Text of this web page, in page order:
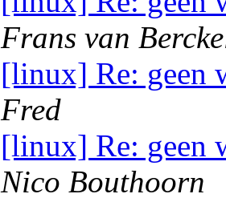
Frans van
[linux] Re: geen
Fred
[linux] Re: geen
Nico Bouthoorn